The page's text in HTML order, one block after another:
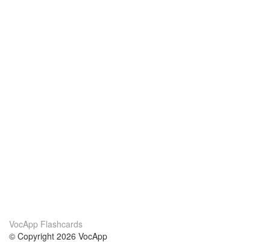
VocApp Flashcards
© Copyright 2026 VocApp